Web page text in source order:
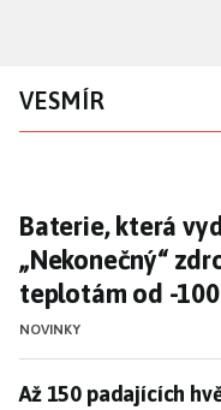
obsahu
VESMÍR
Baterie, která
Baterie, která
„Nekonečný“
teplotám od -100
NOVINKY
Až 150 padajících
Až 150 padajících